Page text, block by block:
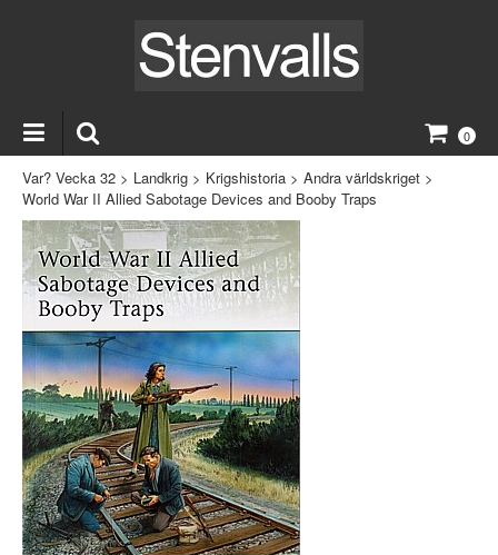
0
Var? Vecka 32 > Landkrig > Krigshistoria > Andra världskriget >
World War II Allied Sabotage Devices and Booby Traps